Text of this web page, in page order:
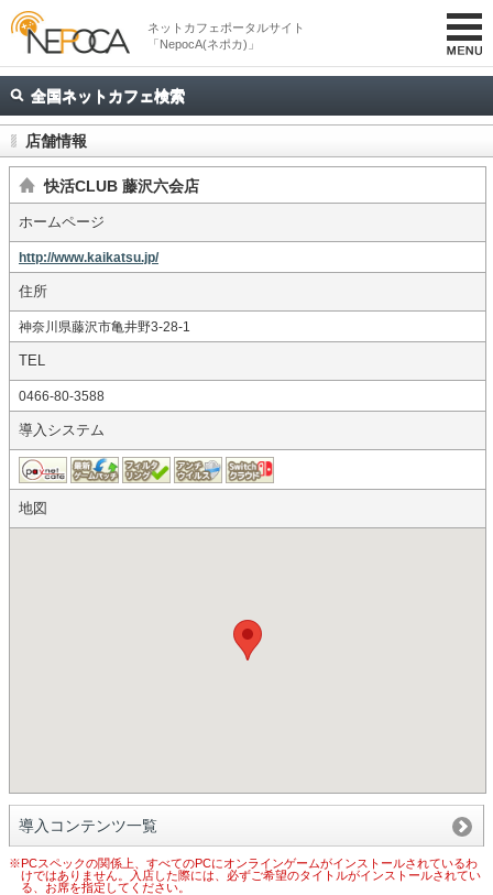
ネットカフェポータルサイト
「NepocA(ネポカ)」
全国ネットカフェ検索
店舗情報
快活CLUB 藤沢六会店
ホームページ
http://www.kaikatsu.jp/
住所
神奈川県藤沢市亀井野3-28-1
TEL
0466-80-3588
導入システム
地図
導入コンテンツ一覧
※PCスペックの関係上、すべてのPCにオンラインゲームがインストールされているわ
けではありません。入店した際には、必ずご希望のタイトルがインストールされてい
る、お席を指定してください。